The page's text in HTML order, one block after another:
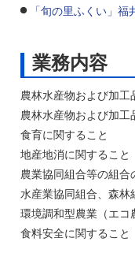
「旬の里ふくい」
業務内容
農林水産物および加工
農林水産物および加工
食育に関すること
地産地消に関すること
農業協同組合等の組合
水産業協同組合、森林
環境調和型農業（エコ
食料安全に関すること